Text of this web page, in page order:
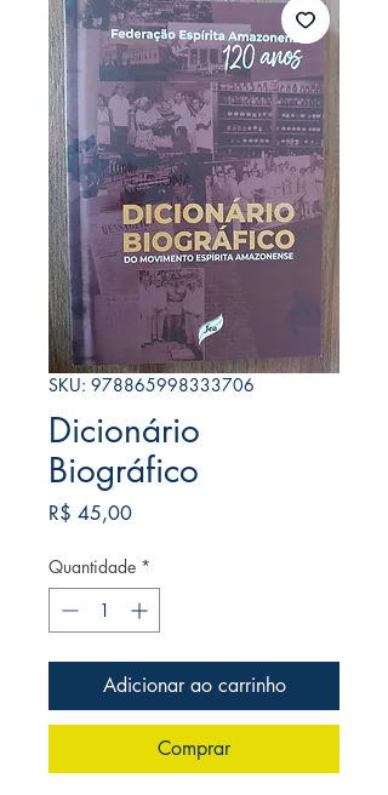
SKU: 978865998333706
Dicionário
Biográfico
R$ 45,00Preço
Quantidade *
Adicionar ao carrinho
Comprar